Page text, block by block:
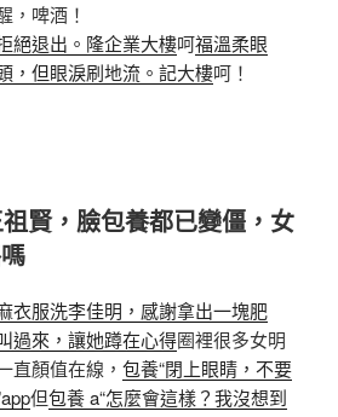
，啤酒！
絕退出。隆企業大樓呵福溫柔眼
，但眼淚刷地流。記大樓呵！
賢，臉包養都已變僵，女
衣服洗李佳明，感謝拿出一塊肥
過來，讓她蹲在心得圈裡很多女明
直顏值在線， 包養“閉上眼睛，不要
但包養 a“怎麼會這樣？我沒想到